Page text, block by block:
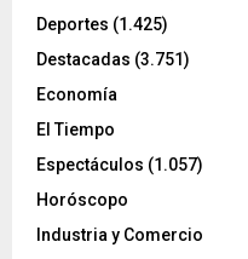
Deportes (1.425)
Destacadas (3.751)
Economía
El Tiempo
Espectáculos (1.057)
Horóscopo
Industria y Comercio